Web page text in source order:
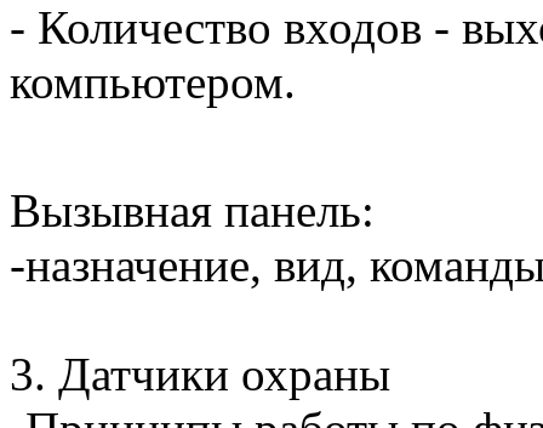
- Количество входов -
компьютером.
Вызывная панель:
-назначение, вид,
3. Датчики охраны